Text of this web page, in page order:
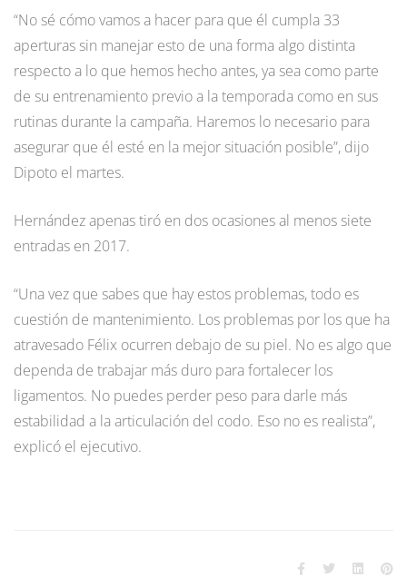
“No sé cómo vamos a hacer para que él cumpla 33
aperturas sin manejar esto de una forma algo distinta
respecto a lo que hemos hecho antes, ya sea como parte
de su entrenamiento previo a la temporada como en sus
rutinas durante la campaña. Haremos lo necesario para
asegurar que él esté en la mejor situación posible”, dijo
Dipoto el martes.
Hernández apenas tiró en dos ocasiones al menos siete
entradas en 2017.
“Una vez que sabes que hay estos problemas, todo es
cuestión de mantenimiento. Los problemas por los que ha
atravesado Félix ocurren debajo de su piel. No es algo que
dependa de trabajar más duro para fortalecer los
ligamentos. No puedes perder peso para darle más
estabilidad a la articulación del codo. Eso no es realista”,
explicó el ejecutivo.